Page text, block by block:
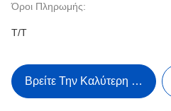
Όροι Πληρωμής:
T/T
Βρείτε Την Καλύτερη Τιμή